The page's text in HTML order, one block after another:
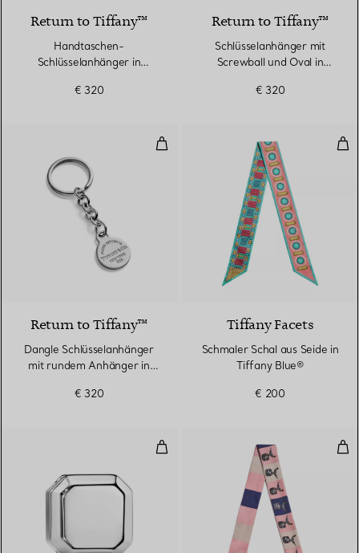
Return to Tiffany™
Handtaschen-
Schlüsselanhänger in
€ 320
Return to Tiffany™
Schlüsselanhänger mit
Screwball und Oval in
€ 320
Dangle Schlüsselanhänger mit
Return to Tiffany™
Dangle Schlüsselanhänger
mit rundem Anhänger in
€ 320
Tiffany Facets
Schmaler Schal aus Seide in
Tiffany Blue®
€ 200
Schalring aus